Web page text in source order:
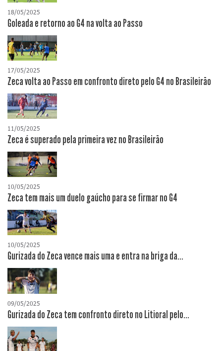
18/05/2025
Goleada e retorno ao G4 na volta ao Passo
17/05/2025
Zeca volta ao Passo em confronto direto pelo G4 no Brasileirão
11/05/2025
Zeca é superado pela primeira vez no Brasileirão
10/05/2025
Zeca tem mais um duelo gaúcho para se firmar no G4
10/05/2025
Gurizada do Zeca vence mais uma e entra na briga da...
09/05/2025
Gurizada do Zeca tem confronto direto no Litioral pelo...